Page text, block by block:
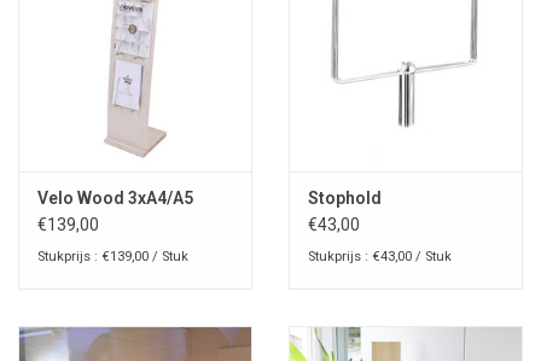
Velo Wood 3xA4/A5
€139,00
Stukprijs : €139,00 / Stuk
Stophold
€43,00
Stukprijs : €43,00 / Stuk